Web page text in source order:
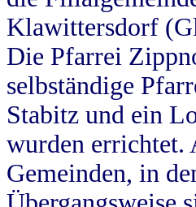
Klawittersdorf
Die Pfarrei
selbständige
Stabitz und ein
wurden errichtet.
Gemeinden, in